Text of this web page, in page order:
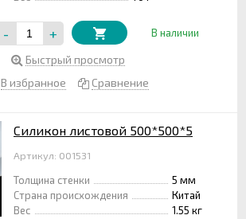
- + В наличии
Быстрый просмотр
В избранное
Сравнение
Силикон листовой 500*500*5
Артикул: 001531
Толщина стенки
5 мм
Страна происхождения
Китай
Вес
1.55 кг